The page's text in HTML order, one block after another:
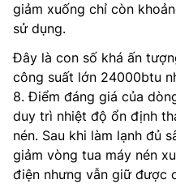
giảm xuống chỉ còn
sử dụng.
Đây là con số khá ấn
công suất lớn 24000btu
8. Điểm đáng giá của
duy trì nhiệt độ ổn định
nén. Sau khi làm lạnh đủ
giảm vòng tua máy nén
điện nhưng vẫn giữ được